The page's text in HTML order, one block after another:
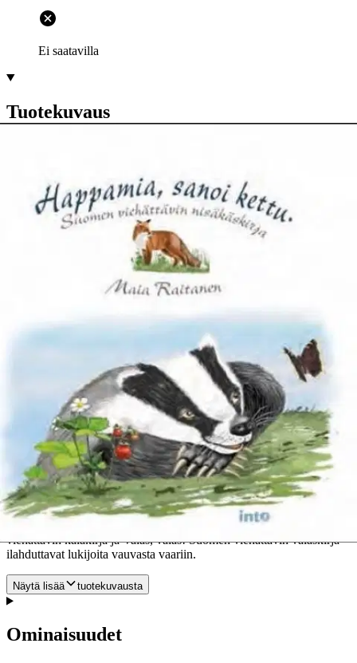
Ei saatavilla
Tuotekuvaus
Suomen viehättävin nisäkäskirja 500 miljoonaa vuotta sitten alkoi
pitkä kehitysvaihe, jonka päätepiste ovat tämän päivän nisäkkäät.
Oli menossa elämän vanha aika. Nisäkkäiden syntyhistoria alkaa
merten syvyyksistä. Eri kehitysvaiheiden kautta kuljetaan aikaan
250 miljoonaa vuotta sitten, jolloin tapahtui ”suuri kuolema”.
Monella tavalla kehittyneet eri lajit kuolivat lähes kaikki. Siitä alkoi
matelijoiden valtakausi, elämän keski aika, jota kesti 200 miljoonaa
Matelijoiden loputtomat laumat kuolivat äkisti noin 66
miljoonaa vuotta sitten. Tuhon seurauksena alkoi nisäkkäiden
valtakausi, elämän uusi aika, joka jatkuu edelleen. Kirjassa on
kaikista kolmesta elämän aikakaudesta on selkeät, mielenkiintoiset
kuvat, jotka kertovat menneestä ajasta. Suomen nisäkkäät ovat
meille suurelta osin hyvinkin tuttuja. Monet tarinat kertovat ketun ja
jäniksen erimielisyyksistä ja karhun elämästä totta ja tarua tai suden
tempauksista. Lähes kaikista eläimistä on kauniit piirrokset. Niiden
rinnalla on sarjakuvia, jotka kertovat humoristisesti, mitä eläimet
todella ajattelevat. Sanoiko kettu ”happamia”? Villisikaemakko
toteaa personal traineristaan, että se karju on oikea emakon päiväuni.
Vesipäästäinen puolestaan on huolissaan, että onko nyt se kuudes
sukupuutto, josta niin paljon puhutaan, kun ei yhtään sen herkkua,
sammakkoa, näy. Piisami puolestaan toteaa hauelle, että ”Ihan sama,
hyvä fiilis on tärkee” ja rotta kavereilleen ”Hei kamoon, ihminen on
erehtyväinen”. Taitavana pitkän linjan biologian kuvittajana tunnettu
Maia Raitanen on kuvittanut oppikirjoja ja tietokirjoja vuodesta
1980. Hänen aikaisemmat teoksensa Sano muikku! Suomen
viehättävin kalakirja ja Valas, valas! Suomen viehättävin valaskirja
ilahduttavat lukijoita vauvasta vaariin.
Näytä lisää tuotekuvausta
Ominaisuudet